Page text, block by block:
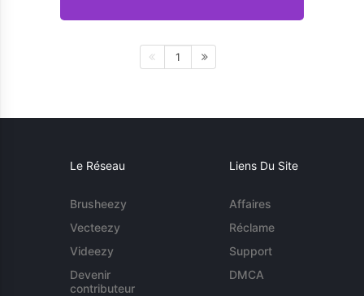
1
Le Réseau
Brusheezy
Vecteezy
Videezy
Devenir
contributeur
Liens Du Site
Affaires
Réclame
Support
DMCA